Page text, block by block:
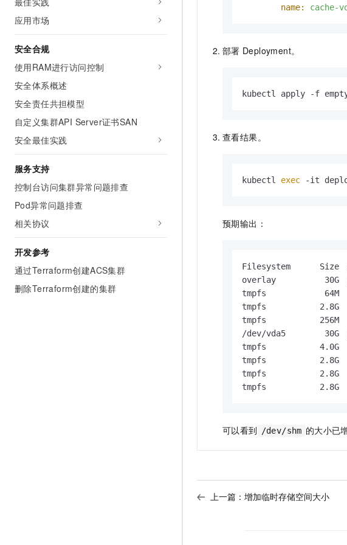
应用市场
安全合规
使用RAM进行访问控制
安全体系概述
安全责任共担模型
自定义集群API Server证书SAN
安全最佳实践
服务支持
控制台访问集群异常问题排查
Pod异常问题排查
相关协议
开发参考
通过Terraform创建ACS集群
删除Terraform创建的集群
name: cache-
部署 Deployment。
kubectl apply -f
查看结果。
kubectl exec -it
预期输出：
Filesystem      Size
overlay          30G
tmpfs            64M
tmpfs           2.8G
tmpfs           256M
/dev/vda5        30G
tmpfs           4.0G
tmpfs           2.8G
tmpfs           2.8G
tmpfs           2.8G
可以看到 /dev/shm 的大小已
上一篇： 增加临时存储空间大小